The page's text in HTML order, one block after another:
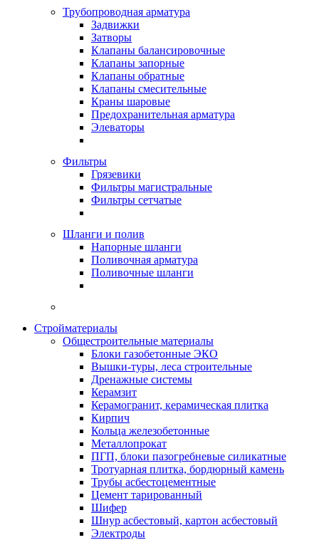
Трубопроводная арматура
Задвижки
Затворы
Клапаны балансировочные
Клапаны запорные
Клапаны обратные
Клапаны смесительные
Краны шаровые
Предохранительная арматура
Элеваторы
Фильтры
Грязевики
Фильтры магистральные
Фильтры сетчатые
Шланги и полив
Напорные шланги
Поливочная арматура
Поливочные шланги
Стройматериалы
Oбщестроительные материалы
Блоки газобетонные ЭКО
Вышки-туры, леса строительные
Дренажные системы
Керамзит
Керамогранит, керамическая плитка
Кирпич
Кольца железобетонные
Металлопрокат
ПГП, блоки пазогребневые силикатные
Тротуарная плитка, бордюрный камень
Трубы асбестоцементные
Цемент тарированный
Шифер
Шнур асбестовый, картон асбестовый
Электроды